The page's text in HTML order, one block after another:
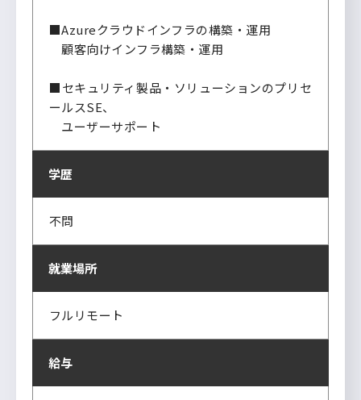
■Azureクラウドインフラの構築・運用
顧客向けインフラ構築・運用
■セキュリティ製品・ソリューションのプリセ
ールスSE、
ユーザーサポート
学歴
不問
就業場所
フルリモート
給与